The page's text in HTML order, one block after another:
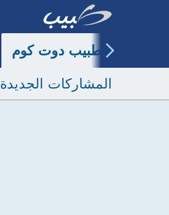
طبيب دوت كوم
المشاركات الجديدة